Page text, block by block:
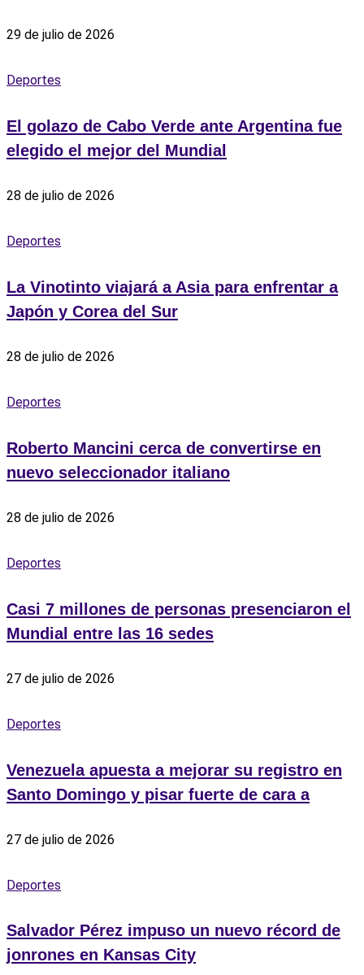
29 de julio de 2026
Deportes
El golazo de Cabo Verde ante Argentina fue
elegido el mejor del Mundial
28 de julio de 2026
Deportes
La Vinotinto viajará a Asia para enfrentar a
Japón y Corea del Sur
28 de julio de 2026
Deportes
Roberto Mancini cerca de convertirse en
nuevo seleccionador italiano
28 de julio de 2026
Deportes
Casi 7 millones de personas presenciaron el
Mundial entre las 16 sedes
27 de julio de 2026
Deportes
Venezuela apuesta a mejorar su registro en
Santo Domingo y pisar fuerte de cara a
27 de julio de 2026
Deportes
Salvador Pérez impuso un nuevo récord de
jonrones en Kansas City